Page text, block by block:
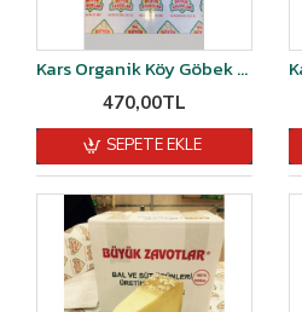
Kars Organik Köy Göbek Kaşarı Şırdan Mayalı 1 kg
470,00TL
SEPETE EKLE